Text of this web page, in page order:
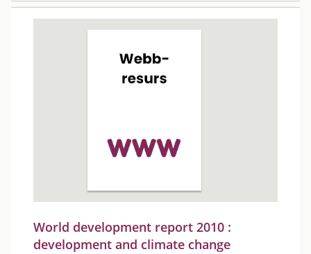
World development report 2010 :
development and climate change